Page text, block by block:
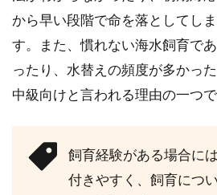
から早い段階で命を落としてし
す。また、慣れない海水飼育で
ったり、水替えの頻度が多かっ
中級向けと言われる理由の一つで
飼育経験がある場合に
付きやすく、飼育につ